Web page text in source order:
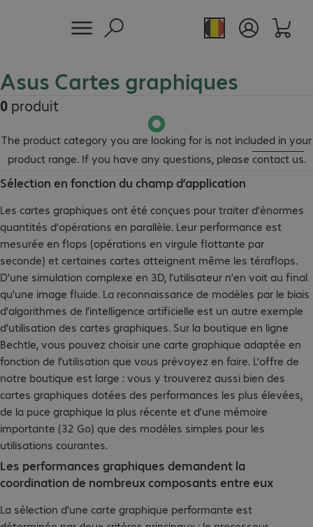
Asus Cartes graphiques
0 produit
The product category you are looking for is not included in your
product range. If you have any questions, please contact us.
Sélection en fonction du champ d’application
Les cartes graphiques ont été conçues pour traiter d’énormes
quantités d’opérations en parallèle. Leur performance est
mesurée en flops (opérations en virgule flottante par
seconde) et certaines cartes atteignent même les téraflops.
D’une simulation complexe en 3D, l’utilisateur n’en voit au final
qu’une image fluide. La reconnaissance de modèles par le biais
d’algorithmes de l’intelligence artificielle est un autre exemple
d'utilisation des cartes graphiques. Sur la boutique en ligne
Bechtle, vous pouvez choisir une carte graphique adaptée en
fonction de l’utilisation que vous prévoyez en faire. L’offre de
notre boutique est large : vous y trouverez aussi bien des
cartes graphiques dotées des performances les plus élevées,
de la puce graphique la plus récente et d’une mémoire
importante (32 Go) que des modèles simples pour les
utilisations courantes.
Les performances graphiques demandent la
coordination de nombreux composants entre eux
La sélection d’une carte graphique performante est